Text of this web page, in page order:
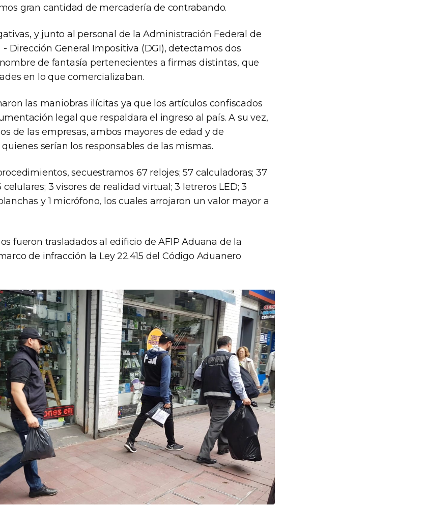
gran cantidad de mercadería de contrabando.
y junto al personal de la Administración Federal de
- Dirección General Impositiva (DGI), detectamos dos
de fantasía pertenecientes a firmas distintas, que
en lo que comercializaban.
las maniobras ilícitas ya que los artículos confiscados
legal que respaldara el ingreso al país. A su vez,
de las empresas, ambos mayores de edad y de
serían los responsables de las mismas.
secuestramos 67 relojes; 57 calculadoras; 37
3 visores de realidad virtual; 3 letreros LED; 3
y 1 micrófono, los cuales arrojaron un valor mayor a
fueron trasladados al edificio de AFIP Aduana de la
de infracción la Ley 22.415 del Código Aduanero